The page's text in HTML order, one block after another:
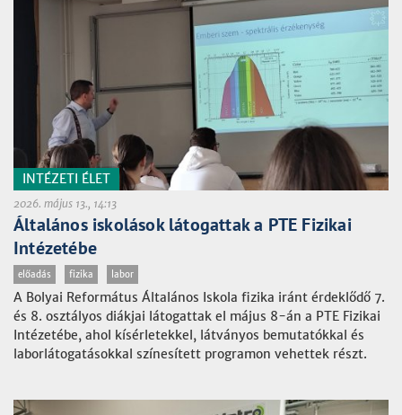
INTÉZETI ÉLET
2026. május 13., 14:13
Általános iskolások látogattak a PTE Fizikai
Intézetébe
előadás fizika labor
A Bolyai Református Általános Iskola fizika iránt érdeklődő 7.
és 8. osztályos diákjai látogattak el május 8-án a PTE Fizikai
Intézetébe, ahol kísérletekkel, látványos bemutatókkal és
laborlátogatásokkal színesített programon vehettek részt.